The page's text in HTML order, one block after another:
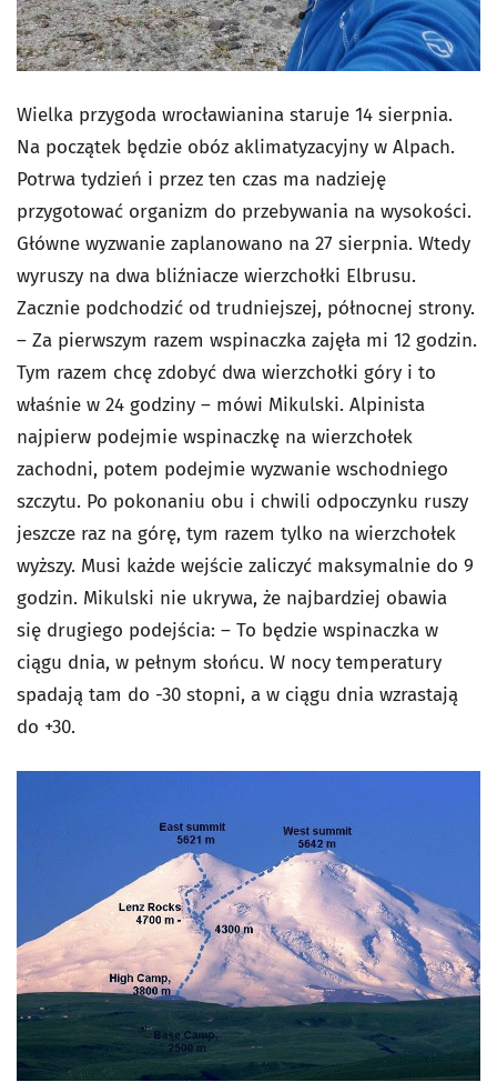
Wielka przygoda wrocławianina staruje 14 sierpnia.
Na początek będzie obóz aklimatyzacyjny w Alpach.
Potrwa tydzień i przez ten czas ma nadzieję
przygotować organizm do przebywania na wysokości.
Główne wyzwanie zaplanowano na 27 sierpnia. Wtedy
wyruszy na dwa bliźniacze wierzchołki Elbrusu.
Zacznie podchodzić od trudniejszej, północnej strony.
– Za pierwszym razem wspinaczka zajęła mi 12 godzin.
Tym razem chcę zdobyć dwa wierzchołki góry i to
właśnie w 24 godziny – mówi Mikulski. Alpinista
najpierw podejmie wspinaczkę na wierzchołek
zachodni, potem podejmie wyzwanie wschodniego
szczytu. Po pokonaniu obu i chwili odpoczynku ruszy
jeszcze raz na górę, tym razem tylko na wierzchołek
wyższy. Musi każde wejście zaliczyć maksymalnie do 9
godzin. Mikulski nie ukrywa, że najbardziej obawia
się drugiego podejścia: – To będzie wspinaczka w
ciągu dnia, w pełnym słońcu. W nocy temperatury
spadają tam do -30 stopni, a w ciągu dnia wzrastają
do +30.